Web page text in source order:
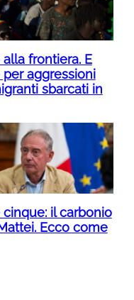
frontiera. E
aggressioni
sbarcati in
il carbonio
Ecco come